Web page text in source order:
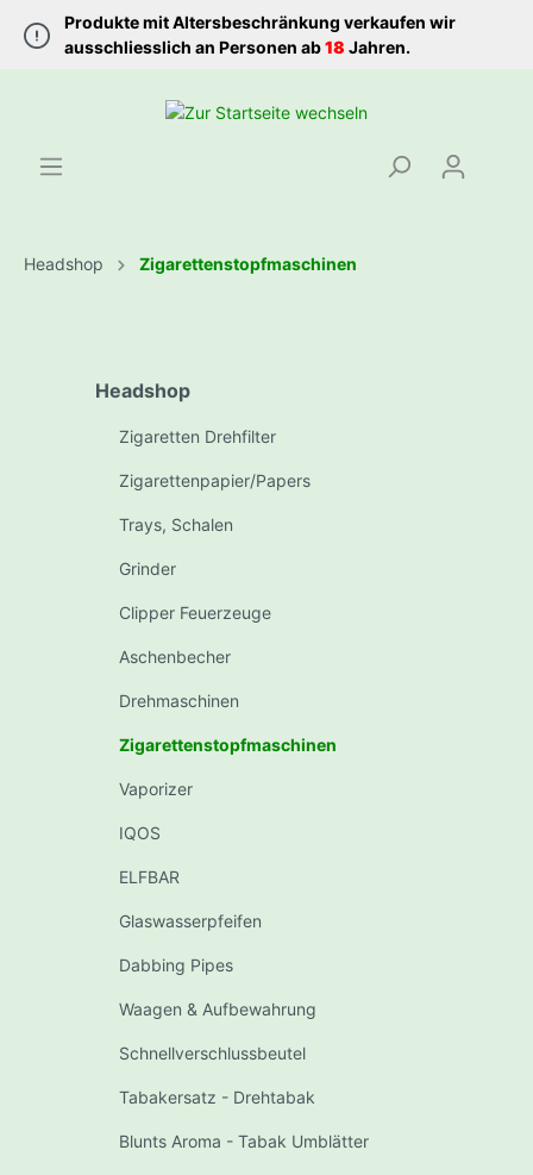
Produkte mit Altersbeschränkung verkaufen wir
ausschliesslich an Personen ab18 Jahren.
Headshop Zigarettenstopfmaschinen
Headshop
Zigaretten Drehfilter
Zigarettenpapier/Papers
Trays, Schalen
Grinder
Clipper Feuerzeuge
Aschenbecher
Drehmaschinen
Zigarettenstopfmaschinen
Vaporizer
IQOS
ELFBAR
Glaswasserpfeifen
Dabbing Pipes
Waagen & Aufbewahrung
Schnellverschlussbeutel
Tabakersatz - Drehtabak
Blunts Aroma - Tabak Umblätter